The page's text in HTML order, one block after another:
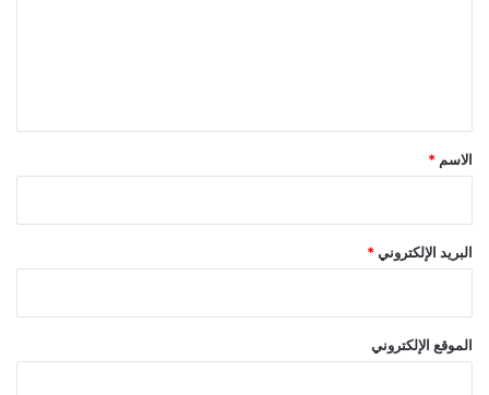
*
الاسم *
البريد الإلكتروني*
الموقع الإلكتروني